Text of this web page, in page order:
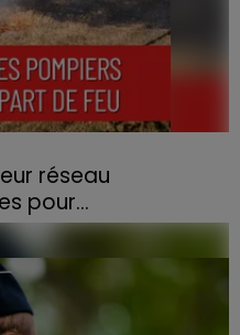
réseau
pour...
de départs de feu,
Vosges a lancé un appel
venir en aide...